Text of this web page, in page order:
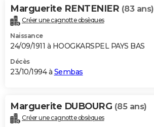
Marguerite RENTENIER (83 ans)
Créer une cagnotte obsèques
Naissance
24/09/1911 à HOOGKARSPEL PAYS BAS
Décès
23/10/1994 à Sembas
Marguerite DUBOURG (85 ans)
Créer une cagnotte obsèques